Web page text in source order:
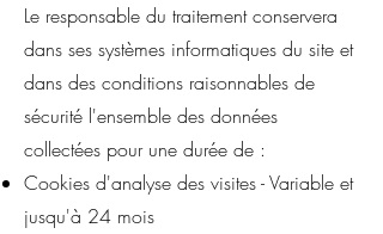
Le responsable du traitement conservera
dans ses systèmes informatiques du site et
dans des conditions raisonnables de
sécurité l'ensemble des données
collectées pour une durée de :
Cookies d'analyse des visites - Variable et
jusqu'à 24 mois